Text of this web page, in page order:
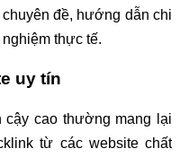
đề, hướng dẫn chi
thực tế.
uy tín
cậy cao thường mang lại
từ các website chất